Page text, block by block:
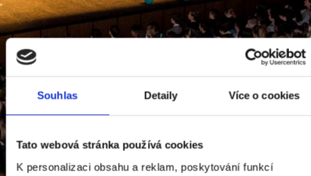
Souhlas Detaily Více o cookies
Tato webová stránka používá cookies
K personalizaci obsahu a reklam, poskytování funkcí
DALŠÍ PROJEKT
V RÁMCI
PLATFORMY
KOMUNITA